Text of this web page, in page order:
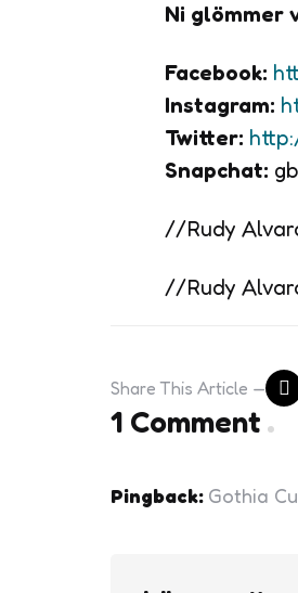
Ni glömmer
Facebook:
Instagram:
Twitter:
Snapchat:
//Rudy
//Rudy
Share This Article
1 Comment
Pingback: Gothia